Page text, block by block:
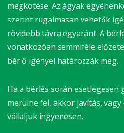
megkötése. Az ágyak
szerint rugalmasan vehetők
rövidebb távra egyaránt. A
vonatkozóan semmiféle
bérlő igényei határozzák meg.
Ha a bérlés során esetlegesen
merülne fel, akkor javítás,
vállaljuk ingyenesen.